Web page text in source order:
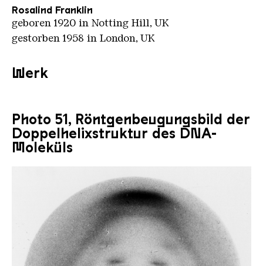
Rosalind Franklin
geboren 1920 in Notting Hill, UK
gestorben 1958 in London, UK
Werk
Photo 51, Röntgenbeugungsbild der
Doppelhelixstruktur des DNA-
Moleküls